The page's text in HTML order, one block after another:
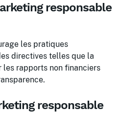
responsable
les pratiques
directives telles que la
les rapports non financiers
responsable